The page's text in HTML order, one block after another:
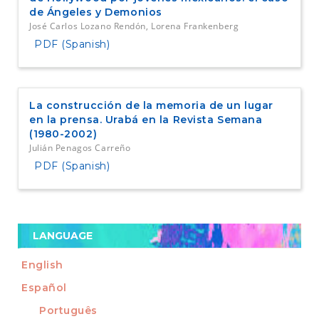
de Ángeles y Demonios
José Carlos Lozano Rendón, Lorena Frankenberg
PDF (Spanish)
La construcción de la memoria de un lugar
en la prensa. Urabá en la Revista Semana
(1980-2002)
Julián Penagos Carreño
PDF (Spanish)
LANGUAGE
English
Español
Português